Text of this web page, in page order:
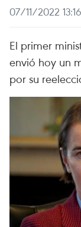
07/11/2022 13:16
El primer
envió hoy un
por su